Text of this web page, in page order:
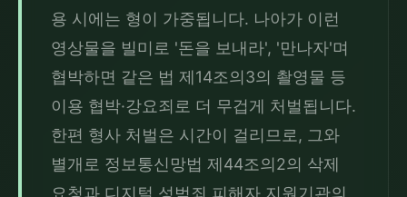
용 시에는 형이 가중됩니다. 나아가 이런
영상물을 빌미로 '돈을 보내라', '만나자'며
협박하면 같은 법 제14조의3의 촬영물 등
이용 협박·강요죄로 더 무겁게 처벌됩니다.
한편 형사 처벌은 시간이 걸리므로, 그와
별개로 정보통신망법 제44조의2의 삭제
요청과 디지털 성범죄 피해자 지원기관의